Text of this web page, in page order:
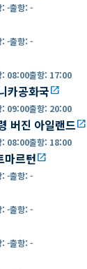
: -출항: -
: -출항: -
: 08:00출항: 17:00
카공화국open_in_new
: 09:00출항: 20:00
버진 아일랜드open_in_new
: 08:00출항: 18:00
마르턴open_in_new
: -출항: -
: -출항: -
: -출항: -